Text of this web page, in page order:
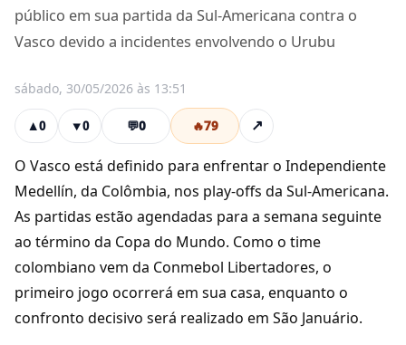
público em sua partida da Sul-Americana contra o
Vasco devido a incidentes envolvendo o Urubu
sábado, 30/05/2026 às 13:51
▲0 ▼0 💬0 🔥79 ↗
O Vasco está definido para enfrentar o Independiente
Medellín, da Colômbia, nos play-offs da Sul-Americana.
As partidas estão agendadas para a semana seguinte
ao término da Copa do Mundo. Como o time
colombiano vem da Conmebol Libertadores, o
primeiro jogo ocorrerá em sua casa, enquanto o
confronto decisivo será realizado em São Januário.